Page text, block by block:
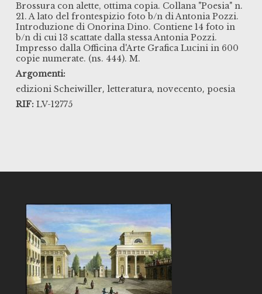
Brossura con alette, ottima copia. Collana "Poesia" n.
21. A lato del frontespizio foto b/n di Antonia Pozzi.
Introduzione di Onorina Dino. Contiene 14 foto in
b/n di cui 13 scattate dalla stessa Antonia Pozzi.
Impresso dalla Officina d'Arte Grafica Lucini in 600
copie numerate. (ns. 444). M.
Argomenti:
edizioni Scheiwiller, letteratura, novecento, poesia
RIF: LV-12775